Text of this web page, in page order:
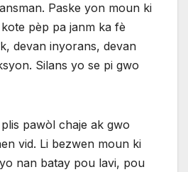
Paske yon moun ki
pèp pa janm ka fè
devan inyorans, devan
Silans yo se pi gwo
pawòl chaje ak gwo
vid. Li bezwen moun ki
nan batay pou lavi, pou